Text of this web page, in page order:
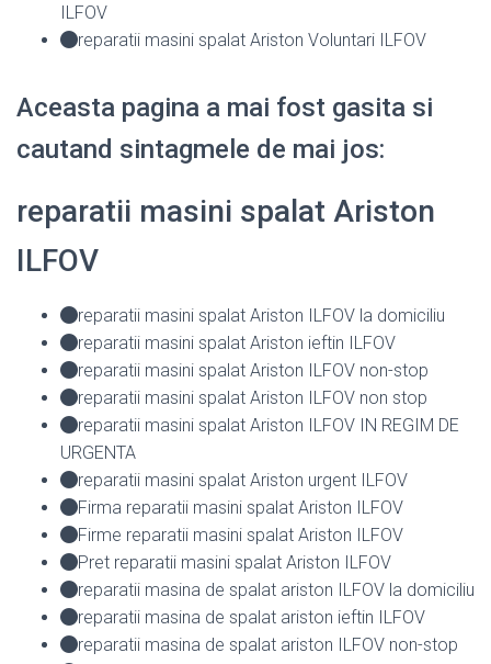
ILFOV
reparatii masini spalat Ariston Voluntari ILFOV
Aceasta pagina a mai fost gasita si
cautand sintagmele de mai jos:
reparatii masini spalat Ariston
ILFOV
reparatii masini spalat Ariston ILFOV la domiciliu
reparatii masini spalat Ariston ieftin ILFOV
reparatii masini spalat Ariston ILFOV non-stop
reparatii masini spalat Ariston ILFOV non stop
reparatii masini spalat Ariston ILFOV IN REGIM DE
URGENTA
reparatii masini spalat Ariston urgent ILFOV
Firma reparatii masini spalat Ariston ILFOV
Firme reparatii masini spalat Ariston ILFOV
Pret reparatii masini spalat Ariston ILFOV
reparatii masina de spalat ariston ILFOV la domiciliu
reparatii masina de spalat ariston ieftin ILFOV
reparatii masina de spalat ariston ILFOV non-stop